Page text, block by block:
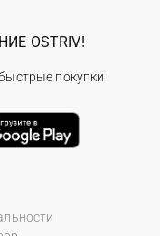
OSTRIV!
покупки